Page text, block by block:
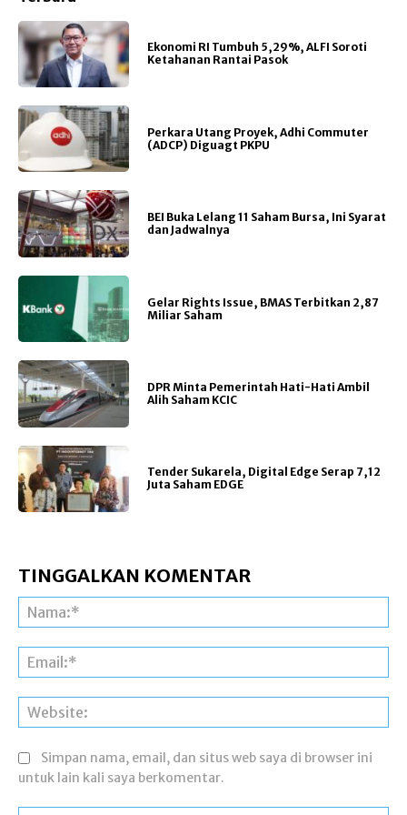
Ekonomi RI Tumbuh 5,29%, ALFI Soroti
Ketahanan Rantai Pasok
Perkara Utang Proyek, Adhi Commuter
(ADCP) Diguagt PKPU
BEI Buka Lelang 11 Saham Bursa, Ini Syarat
dan Jadwalnya
Gelar Rights Issue, BMAS Terbitkan 2,87
Miliar Saham
DPR Minta Pemerintah Hati-Hati Ambil
Alih Saham KCIC
Tender Sukarela, Digital Edge Serap 7,12
Juta Saham EDGE
TINGGALKAN KOMENTAR
Simpan nama, email, dan situs web saya di browser ini
untuk lain kali saya berkomentar.